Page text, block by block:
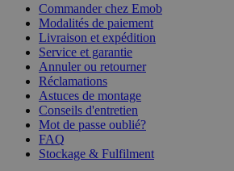
Commander chez Emob
Modalités de paiement
Livraison et expédition
Service et garantie
Annuler ou retourner
Réclamations
Astuces de montage
Conseils d'entretien
Mot de passe oublié?
FAQ
Stockage & Fulfilment